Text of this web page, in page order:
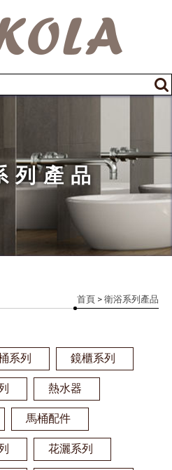
列產品
首頁 > 衛浴系列產品
系列 鏡櫃系列
熱水器
馬桶配件
花灑系列